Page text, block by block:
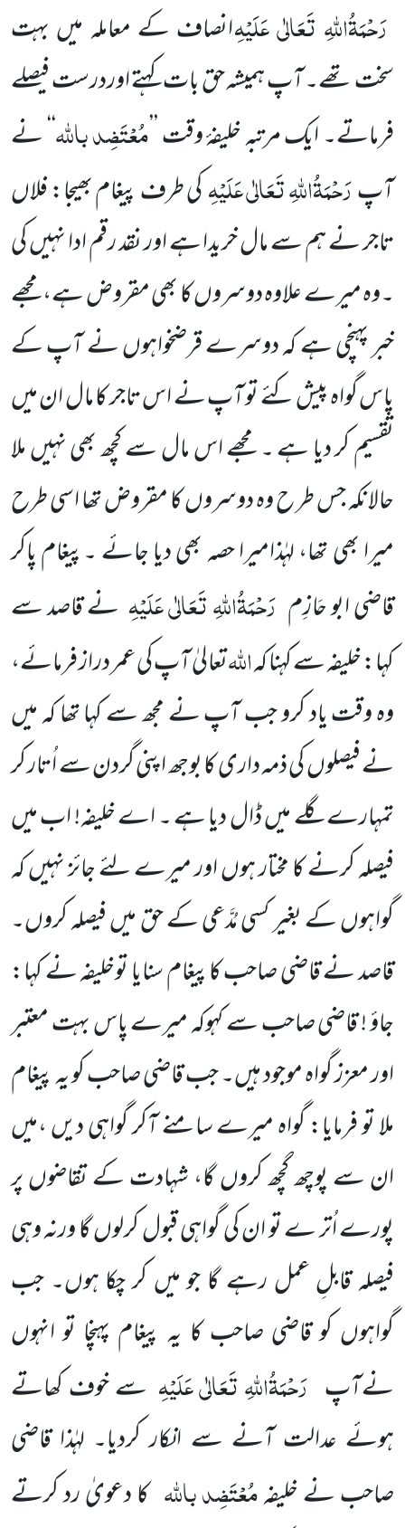
رَحْمَۃُاللہِ تَعَالٰی عَلَیْہِانصاف کے معاملہ میں بہت
سخت تھے۔ آپ ہمیشہ حق بات کہتے اوردرست فیصلے
فرماتے۔ ایک مرتبہ خلیفۂ وقت ’’مُعْتَضِد باللہ‘‘ نے
آپرَحْمَۃُاللہِ تَعَالٰی عَلَیْہِکی طرف پیغام بھیجا: فلاں
تاجر نے ہم سے مال خریدا ہے اور نقد رقم ادا نہیں کی
۔وہ میرے علاوہ دوسروں کا بھی مقروض ہے، مجھے
خبر پہنچی ہے کہ دوسرے قرضخواہوں نے آپ کے
پاس گواہ پیش کئے تو آپ نے اس تاجر کا مال ان میں
تقسیم کر دیا ہے ۔ مجھے اس مال سے کچھ بھی نہیں ملا
حالانکہ جس طر ح وہ دوسروں کا مقروض تھا اسی طرح
میرا بھی تھا، لہٰذامیرا حصہ بھی دیا جائے ۔پیغام پاکر
قاضی ابو حَازِم رَحْمَۃُاللہِ تَعَالٰی عَلَیْہِ نے قاصد سے
کہا: خلیفہ سے کہنا کہاللہتعالیٰ آپ کی عمر دراز فرمائے،
وہ وقت یاد کرو جب آپ نے مجھ سے کہا تھا کہ میں
نے فیصلوں کی ذمہ داری کا بوجھ اپنی گردن سے اُتار کر
تمہارے گلے میں ڈال دیا ہے ۔ اے خلیفہ! اب میں
فیصلہ کرنے کا مختار ہوں اور میرے لئے جائز نہیں کہ
گواہوں کے بغیر کسی مُدَّعی کے حق میں فیصلہ کروں۔
قاصد نے قاضی صاحب کاپیغام سنایا توخلیفہ نے کہا:
جاؤ ! قاضی صاحب سے کہوکہ میرے پاس بہت معتبر
اور معزز گواہ موجود ہیں۔ جب قاضی صاحب کو یہ پیغام
ملا تو فرمایا: گواہ میرے سامنے آکر گواہی دیں ،میں
ان سے پوچھ گچھ کروں گا، شہادت کے تقاضوں پر
پورے اُتر ے تو ان کی گواہی قبول کرلوں گا ورنہ وہی
فیصلہ قابلِ عمل رہے گا جو میں کر چکا ہوں۔ جب
گواہوں کو قاضی صاحب کا یہ پیغام پہنچا تو انہوں
نےآپ رَحْمَۃُاللہِ تَعَالٰی عَلَیْہِ سے خوف کھاتے
ہوئے عدالت آنے سے انکار کردیا۔ لہٰذا قاضی
صاحب نے خلیفہمُعْتَضِدباللہ کا دعویٰ رد کرتے